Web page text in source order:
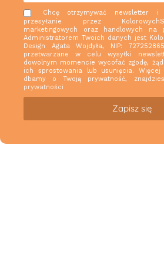
Chcę otrzymywać newsletter
przesyłanie przez
marketingowych oraz handlowych na
Administratorem Twoich danych jest
Design Agata Wojdyła, NIP:
przetwarzane w celu wysyłki
dowolnym momencie wycofać zgodę,
ich sprostowania lub usunięcia.
dbamy o Twoją prywatność,
prywatności
Zapisz się